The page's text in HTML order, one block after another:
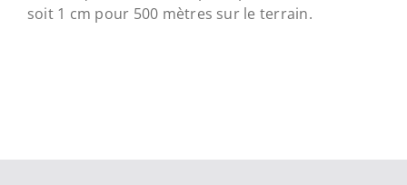
soit 1 cm pour 500 mètres sur le terrain.